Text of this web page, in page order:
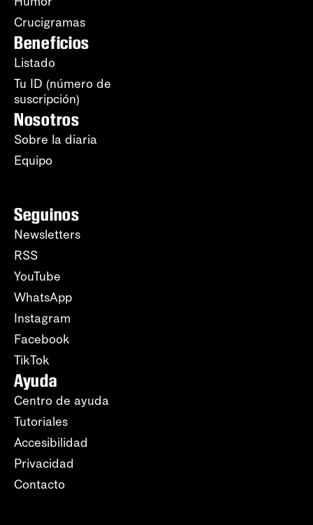
Crucigramas
Beneficios
Listado
Tu ID (número de
suscripción)
Nosotros
Sobre la diaria
Equipo
Seguinos
Newsletters
RSS
YouTube
WhatsApp
Instagram
Facebook
TikTok
Ayuda
Centro de ayuda
Tutoriales
Accesibilidad
Privacidad
Contacto